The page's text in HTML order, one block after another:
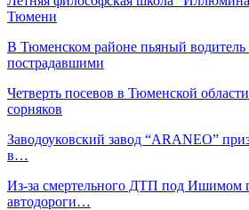
Тюмени
В Тюменском районе пьяный
пострадавшими
Четверть посевов в Тюменской
сорняков
Заводоуковский завод “ARANEO”
в…
Из-за смертельного ДТП под Ишимом
автодороги…